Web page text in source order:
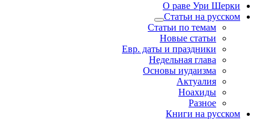
О раве Ури Шерки
Статьи на русском
Статьи по темам
Новые статьи
Евр. даты и праздники
Недельная глава
Основы иудаизма
Актуалия
Ноахиды
Разное
Книги на русском